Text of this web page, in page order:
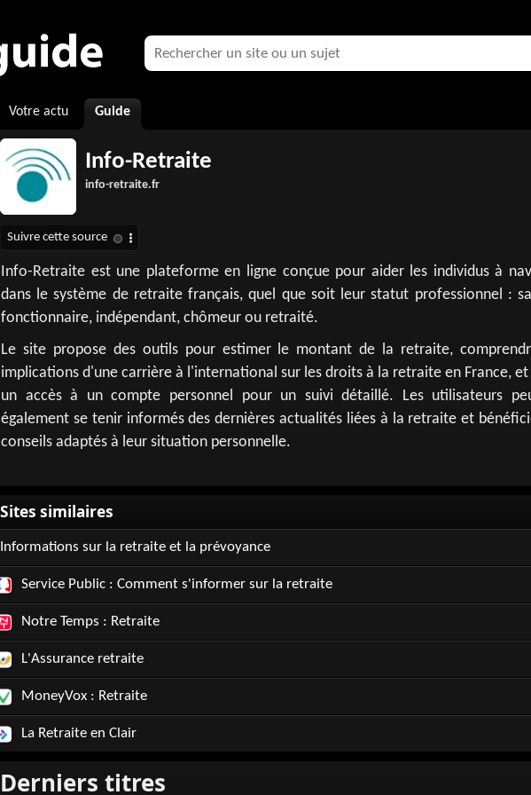
Votre actu Guide
Info-Retraite
info-retraite.fr
Info-Retraite est une plateforme en ligne conçue pour aider les individus à
dans le système de retraite français, quel que soit leur statut professionnel :
fonctionnaire, indépendant, chômeur ou retraité.
Le site propose des outils pour estimer le montant de la retraite,
implications d'une carrière à l'international sur les droits à la retraite en France,
un accès à un compte personnel pour un suivi détaillé. Les utilisateurs
également se tenir informés des dernières actualités liées à la retraite et
conseils adaptés à leur situation personnelle.
Informations sur la retraite et la prévoyance
Service Public : Comment s'informer sur la retraite
Notre Temps : Retraite
L'Assurance retraite
MoneyVox : Retraite
La Retraite en Clair